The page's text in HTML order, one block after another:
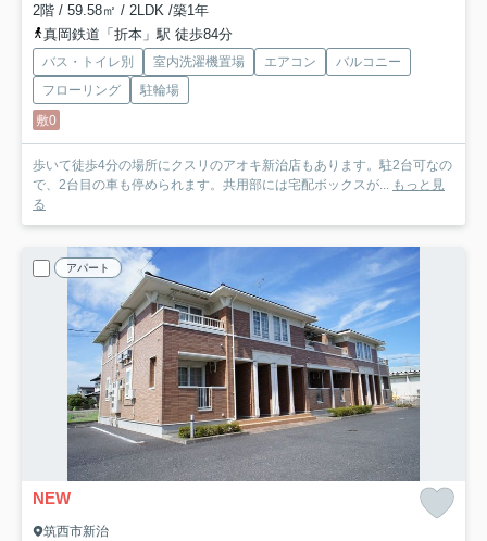
2階 / 59.58㎡ / 2LDK /築1年
真岡鉄道「折本」駅 徒歩84分
バス・トイレ別 室内洗濯機置場 エアコン
バルコニー
フローリング
駐輪場
敷0
歩いて徒歩4分の場所にクスリのアオキ新治店もあります。駐2台可なの
で、2台目の車も停められます。共用部には宅配ボックスが... もっと見
る
アパート
NEW
筑西市新治